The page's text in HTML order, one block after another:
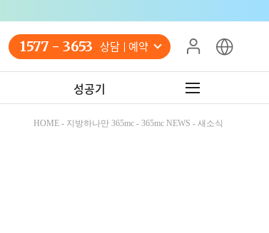
1577 - 3653 상담 예약
성공기
HOME - 지방하나만 365mc - 365mc NEWS - 새소식